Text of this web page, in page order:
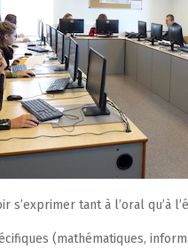
tant à l’oral qu’à
(mathématiques,